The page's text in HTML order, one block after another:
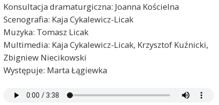
Konsultacja dramaturgiczna: Joanna Kościelna
Scenografia: Kaja Cykalewicz-Licak
Muzyka: Tomasz Licak
Multimedia: Kaja Cykalewicz-Licak, Krzysztof Kuźnicki,
Zbigniew Niecikowski
Występuje: Marta Łągiewka